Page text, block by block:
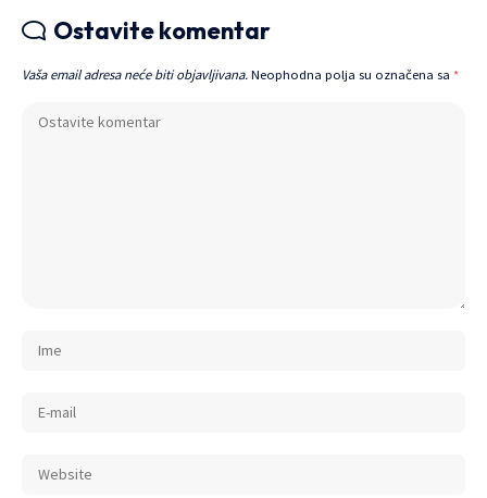
Ostavite komentar
Vaša email adresa neće biti objavljivana. Neophodna polja su označena sa *